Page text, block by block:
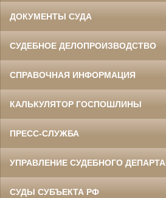
ДОКУМЕНТЫ СУДА
СУДЕБНОЕ ДЕЛОПРОИЗВОДСТВО
СПРАВОЧНАЯ ИНФОРМАЦИЯ
КАЛЬКУЛЯТОР ГОСПОШЛИНЫ
ПРЕСС-СЛУЖБА
УПРАВЛЕНИЕ СУДЕБНОГО
СУДЫ СУБЪЕКТА РФ